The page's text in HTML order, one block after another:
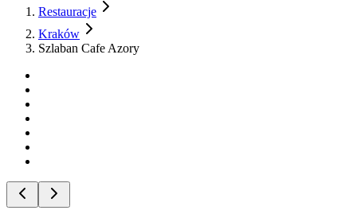
Restauracje
Kraków
Szlaban Cafe Azory